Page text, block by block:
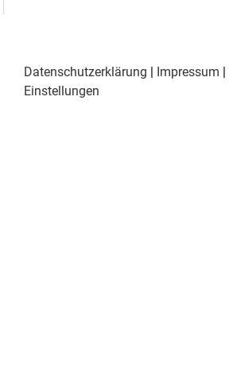
Datenschutzerklärung Impressum
Einstellungen